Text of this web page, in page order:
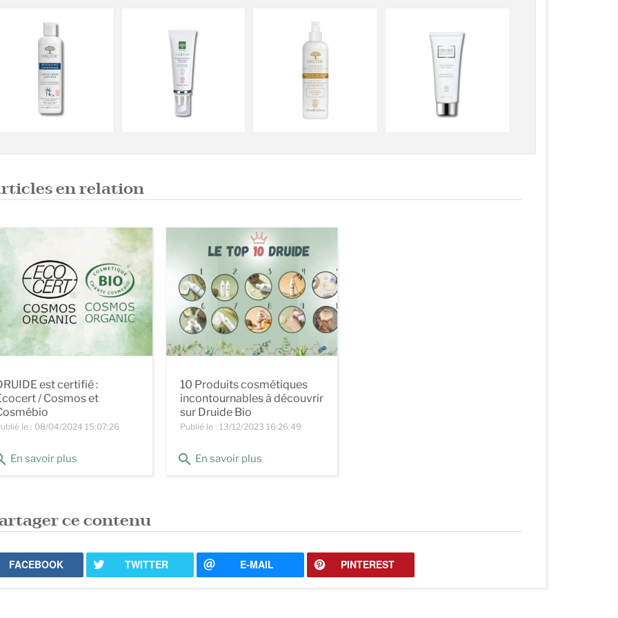
en relation
est certifié :
/ Cosmos et
le : 08/04/2024 15:07:26
En savoir plus
10 Produits cosmétiques
incontournables à découvrir
sur Druide Bio
Publié le : 13/12/2023 16:26:49
search En savoir plus
ce contenu
FACEBOOK TWITTER E-MAIL PINTEREST